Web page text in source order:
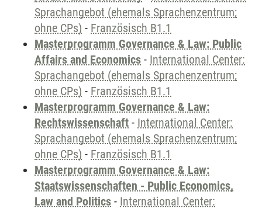
Sprachangebot (ehemals Sprachenzentrum;
ohne CPs) - Französisch B1.1
Masterprogramm Governance & Law: Public
Affairs and Economics - International Center:
Sprachangebot (ehemals Sprachenzentrum;
ohne CPs) - Französisch B1.1
Masterprogramm Governance & Law:
Rechtswissenschaft - International Center:
Sprachangebot (ehemals Sprachenzentrum;
ohne CPs) - Französisch B1.1
Masterprogramm Governance & Law:
Staatswissenschaften - Public Economics,
Law and Politics - International Center: